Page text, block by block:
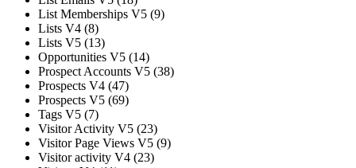
List Memberships V5 (9)
Lists V4 (8)
Lists V5 (13)
Opportunities V5 (14)
Prospect Accounts V5 (38)
Prospects V4 (47)
Prospects V5 (69)
Tags V5 (7)
Visitor Activity V5 (23)
Visitor Page Views V5 (9)
Visitor activity V4 (23)